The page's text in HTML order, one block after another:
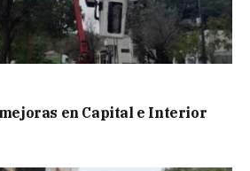
en Capital e Interior